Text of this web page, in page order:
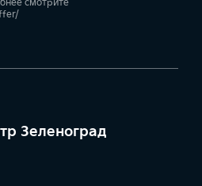
смотрите
Зеленоград